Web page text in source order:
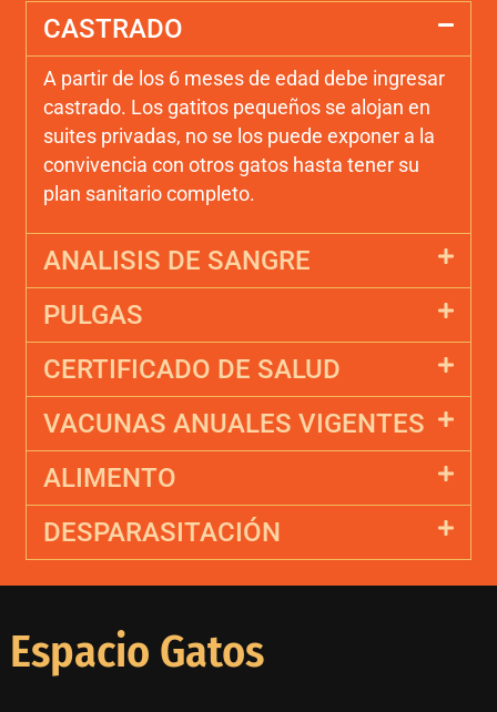
CASTRADO
A partir de los 6 meses de edad debe ingresar
castrado. Los gatitos pequeños se alojan en
suites privadas, no se los puede exponer a la
convivencia con otros gatos hasta tener su
plan sanitario completo.
ANALISIS DE SANGRE
PULGAS
CERTIFICADO DE SALUD
VACUNAS ANUALES VIGENTES
ALIMENTO
DESPARASITACIÓN
Espacio Gatos